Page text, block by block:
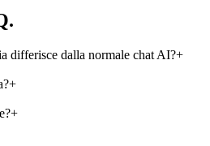
differisce dalla normale chat AI?+
+
+